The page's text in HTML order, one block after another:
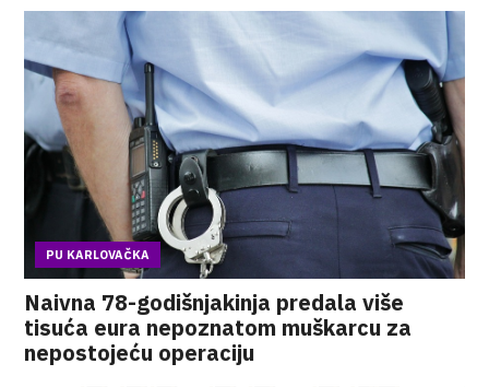
PU KARLOVAČKA
Naivna 78-godišnjakinja predala više
tisuća eura nepoznatom muškarcu za
nepostojeću operaciju